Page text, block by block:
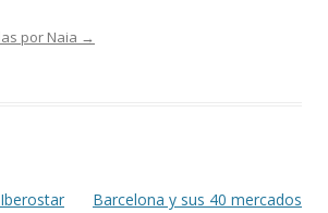
por Naia →
Barcelona y sus 40 mercados